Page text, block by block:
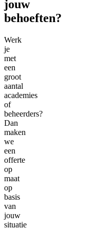
jouw
behoeften?
Werk
je
met
een
groot
aantal
academies
of
beheerders?
Dan
maken
we
een
offerte
op
maat
op
basis
van
jouw
situatie